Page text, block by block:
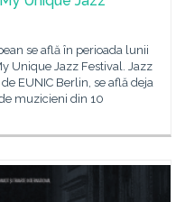
se află în perioada lunii
Unique Jazz Festival. Jazz
EUNIC Berlin, se află deja
muzicieni din 10